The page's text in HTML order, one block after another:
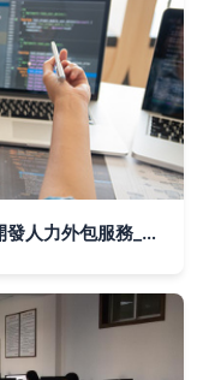
IT人力外包公司_軟件人力外包_軟件開發人力外包服務_脈山龍軟件開發人力外包服務